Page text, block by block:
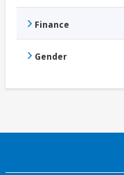
Finance
Gender